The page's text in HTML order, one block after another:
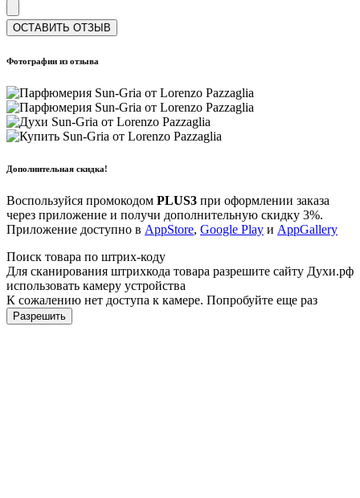
ОСТАВИТЬ ОТЗЫВ
Фотографии из отзыва
Дополнительная скидка!
Воспользуйся промокодом PLUS3 при оформлении заказа
через приложение и получи дополнительную скидку 3%.
Приложение доступно в AppStore, Google Play и AppGallery
Поиск товара по штрих-коду
Для сканирования штрихкода товара разрешите сайту Духи.рф
использовать камеру устройства
К сожалению нет доступа к камере. Попробуйте еще раз
Разрешить